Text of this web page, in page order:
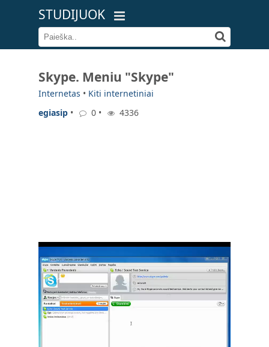
STUDIJUOK
Skype. Meniu "Skype"
Internetas • Kiti internetiniai
egiasip • 0 • 4336